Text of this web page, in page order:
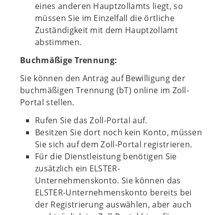
eines anderen Hauptzollamts liegt, so
müssen Sie im Einzelfall die örtliche
Zuständigkeit mit dem Hauptzollamt
abstimmen.
Buchmäßige Trennung:
Sie können den Antrag auf Bewilligung der
buchmäßigen Trennung (bT) online im Zoll-
Portal stellen.
Rufen Sie das Zoll-Portal auf.
Besitzen Sie dort noch kein Konto, müssen
Sie sich auf dem Zoll-Portal registrieren.
Für die Dienstleistung benötigen Sie
zusätzlich ein ELSTER-
Unternehmenskonto. Sie können das
ELSTER-Unternehmenskonto bereits bei
der Registrierung auswählen, aber auch